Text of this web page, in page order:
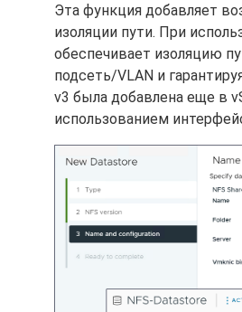
Эта функция добавляет
изоляции пути. При
обеспечивает изоляцию
подсеть/VLAN и
v3 была добавлена еще в
использованием